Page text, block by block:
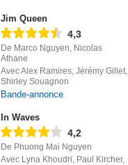
Jim Queen
4,3
De Marco Nguyen, Nicolas
Athane
Avec Alex Ramires, Jérémy Gillet,
Shirley Souagnon
Bande-annonce
In Waves
4,2
De Phuong Mai Nguyen
Avec Lyna Khoudri, Paul Kircher,